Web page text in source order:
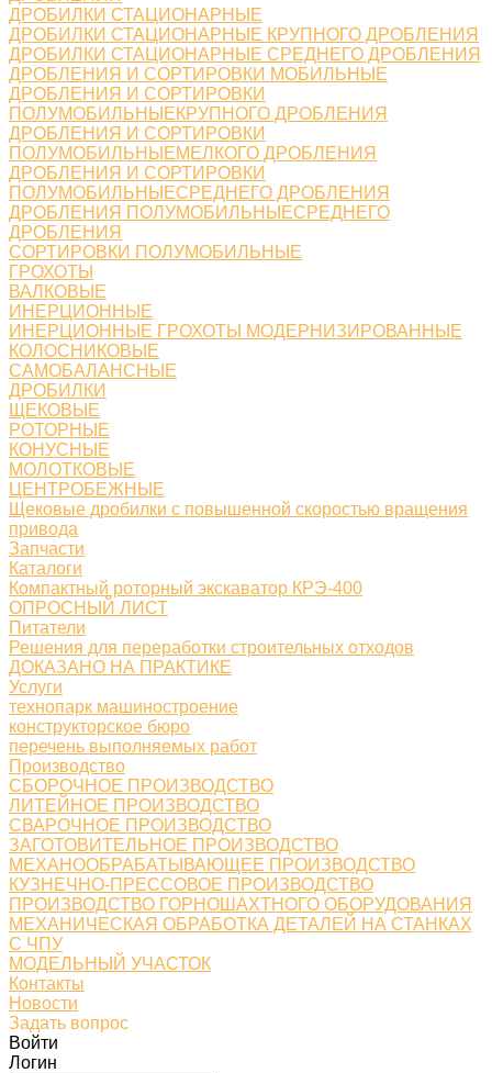
ДРОБИЛКИ СТАЦИОНАРНЫЕ
ДРОБИЛКИ СТАЦИОНАРНЫЕ КРУПНОГО ДРОБЛЕНИЯ
ДРОБИЛКИ СТАЦИОНАРНЫЕ СРЕДНЕГО ДРОБЛЕНИЯ
ДРОБЛЕНИЯ И СОРТИРОВКИ МОБИЛЬНЫЕ
ДРОБЛЕНИЯ И СОРТИРОВКИ
ПОЛУМОБИЛЬНЫЕКРУПНОГО ДРОБЛЕНИЯ
ДРОБЛЕНИЯ И СОРТИРОВКИ
ПОЛУМОБИЛЬНЫЕМЕЛКОГО ДРОБЛЕНИЯ
ДРОБЛЕНИЯ И СОРТИРОВКИ
ПОЛУМОБИЛЬНЫЕСРЕДНЕГО ДРОБЛЕНИЯ
ДРОБЛЕНИЯ ПОЛУМОБИЛЬНЫЕСРЕДНЕГО
ДРОБЛЕНИЯ
СОРТИРОВКИ ПОЛУМОБИЛЬНЫЕ
ГРОХОТЫ
ВАЛКОВЫЕ
ИНЕРЦИОННЫЕ
ИНЕРЦИОННЫЕ ГРОХОТЫ МОДЕРНИЗИРОВАННЫЕ
КОЛОСНИКОВЫЕ
САМОБАЛАНСНЫЕ
ДРОБИЛКИ
ЩЕКОВЫЕ
РОТОРНЫЕ
КОНУСНЫЕ
МОЛОТКОВЫЕ
ЦЕНТРОБЕЖНЫЕ
Щековые дробилки с повышенной скоростью вращения
привода
Запчасти
Каталоги
Компактный роторный экскаватор КРЭ-400
ОПРОСНЫЙ ЛИСТ
Питатели
Решения для переработки строительных отходов
ДОКАЗАНО НА ПРАКТИКЕ
Услуги
технопарк машиностроение
конструкторское бюро
перечень выполняемых работ
Производство
СБОРОЧНОЕ ПРОИЗВОДСТВО
ЛИТЕЙНОЕ ПРОИЗВОДСТВО
СВАРОЧНОЕ ПРОИЗВОДСТВО
ЗАГОТОВИТЕЛЬНОЕ ПРОИЗВОДСТВО
МЕХАНООБРАБАТЫВАЮЩЕЕ ПРОИЗВОДСТВО
КУЗНЕЧНО-ПРЕССОВОЕ ПРОИЗВОДСТВО
ПРОИЗВОДСТВО ГОРНОШАХТНОГО ОБОРУДОВАНИЯ
МЕХАНИЧЕСКАЯ ОБРАБОТКА ДЕТАЛЕЙ НА СТАНКАХ
С ЧПУ
МОДЕЛЬНЫЙ УЧАСТОК
Контакты
Новости
Задать вопрос
Войти
Логин